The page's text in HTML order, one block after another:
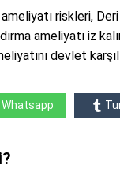
riskleri,
ameliyatı iz
devlet
Whatsapp